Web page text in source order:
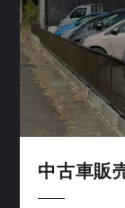
中古車販